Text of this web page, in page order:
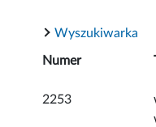
Wyszukiwarka
Numer
2253